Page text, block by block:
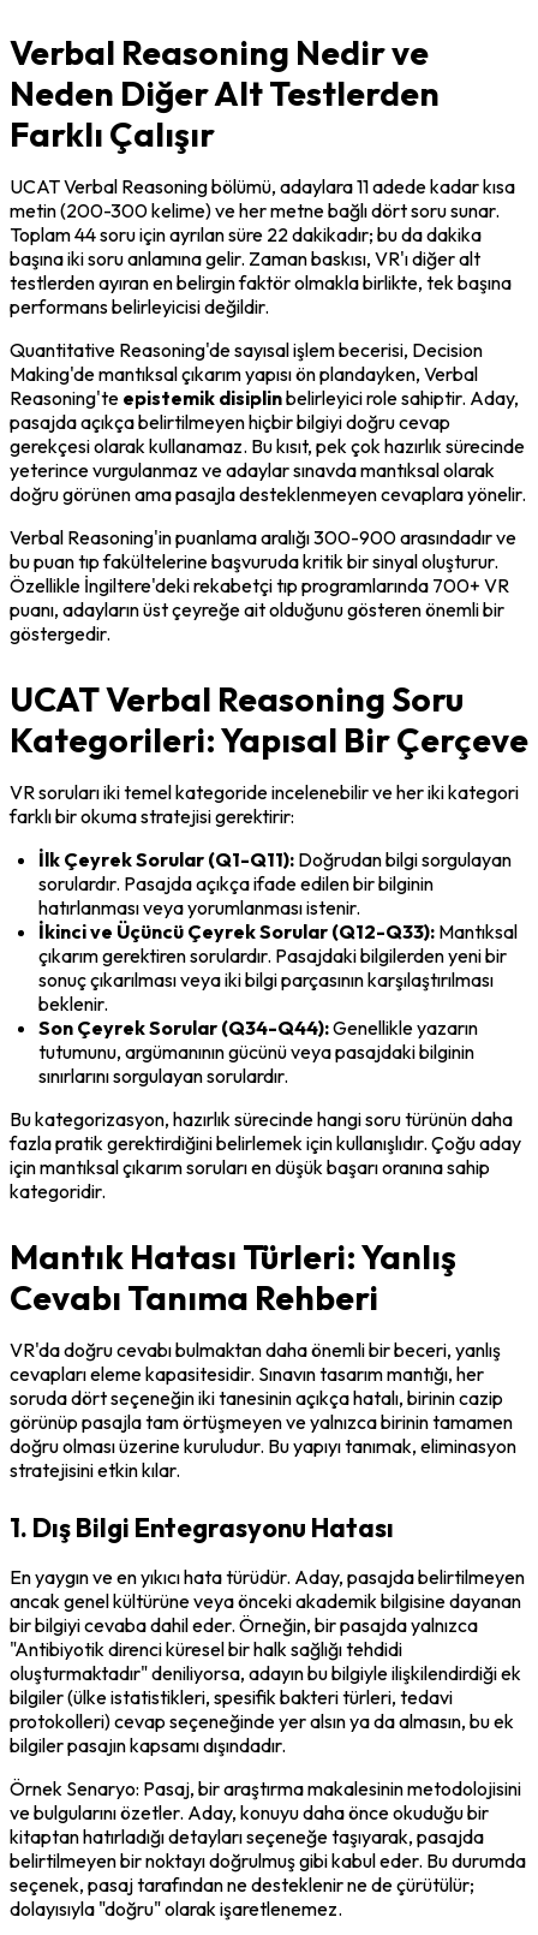
Verbal Reasoning Nedir ve
Neden Diğer Alt Testlerden
Farklı Çalışır
UCAT Verbal Reasoning bölümü, adaylara 11 adede kadar kısa
metin (200-300 kelime) ve her metne bağlı dört soru sunar.
Toplam 44 soru için ayrılan süre 22 dakikadır; bu da dakika
başına iki soru anlamına gelir. Zaman baskısı, VR'ı diğer alt
testlerden ayıran en belirgin faktör olmakla birlikte, tek başına
performans belirleyicisi değildir.
Quantitative Reasoning'de sayısal işlem becerisi, Decision
Making'de mantıksal çıkarım yapısı ön plandayken, Verbal
Reasoning'te epistemik disiplin belirleyici role sahiptir. Aday,
pasajda açıkça belirtilmeyen hiçbir bilgiyi doğru cevap
gerekçesi olarak kullanamaz. Bu kısıt, pek çok hazırlık sürecinde
yeterince vurgulanmaz ve adaylar sınavda mantıksal olarak
doğru görünen ama pasajla desteklenmeyen cevaplara yönelir.
Verbal Reasoning'in puanlama aralığı 300-900 arasındadır ve
bu puan tıp fakültelerine başvuruda kritik bir sinyal oluşturur.
Özellikle İngiltere'deki rekabetçi tıp programlarında 700+ VR
puanı, adayların üst çeyreğe ait olduğunu gösteren önemli bir
göstergedir.
UCAT Verbal Reasoning Soru
Kategorileri: Yapısal Bir Çerçeve
VR soruları iki temel kategoride incelenebilir ve her iki kategori
farklı bir okuma stratejisi gerektirir:
İlk Çeyrek Sorular (Q1-Q11): Doğrudan bilgi sorgulayan
sorulardır. Pasajda açıkça ifade edilen bir bilginin
hatırlanması veya yorumlanması istenir.
İkinci ve Üçüncü Çeyrek Sorular (Q12-Q33): Mantıksal
çıkarım gerektiren sorulardır. Pasajdaki bilgilerden yeni bir
sonuç çıkarılması veya iki bilgi parçasının karşılaştırılması
beklenir.
Son Çeyrek Sorular (Q34-Q44): Genellikle yazarın
tutumunu, argümanının gücünü veya pasajdaki bilginin
sınırlarını sorgulayan sorulardır.
Bu kategorizasyon, hazırlık sürecinde hangi soru türünün daha
fazla pratik gerektirdiğini belirlemek için kullanışlıdır. Çoğu aday
için mantıksal çıkarım soruları en düşük başarı oranına sahip
kategoridir.
Mantık Hatası Türleri: Yanlış
Cevabı Tanıma Rehberi
VR'da doğru cevabı bulmaktan daha önemli bir beceri, yanlış
cevapları eleme kapasitesidir. Sınavın tasarım mantığı, her
soruda dört seçeneğin iki tanesinin açıkça hatalı, birinin cazip
görünüp pasajla tam örtüşmeyen ve yalnızca birinin tamamen
doğru olması üzerine kuruludur. Bu yapıyı tanımak, eliminasyon
stratejisini etkin kılar.
1. Dış Bilgi Entegrasyonu Hatası
En yaygın ve en yıkıcı hata türüdür. Aday, pasajda belirtilmeyen
ancak genel kültürüne veya önceki akademik bilgisine dayanan
bir bilgiyi cevaba dahil eder. Örneğin, bir pasajda yalnızca
"Antibiyotik direnci küresel bir halk sağlığı tehdidi
oluşturmaktadır" deniliyorsa, adayın bu bilgiyle ilişkilendirdiği ek
bilgiler (ülke istatistikleri, spesifik bakteri türleri, tedavi
protokolleri) cevap seçeneğinde yer alsın ya da almasın, bu ek
bilgiler pasajın kapsamı dışındadır.
Örnek Senaryo: Pasaj, bir araştırma makalesinin metodolojisini
ve bulgularını özetler. Aday, konuyu daha önce okuduğu bir
kitaptan hatırladığı detayları seçeneğe taşıyarak, pasajda
belirtilmeyen bir noktayı doğrulmuş gibi kabul eder. Bu durumda
seçenek, pasaj tarafından ne desteklenir ne de çürütülür;
dolayısıyla "doğru" olarak işaretlenemez.